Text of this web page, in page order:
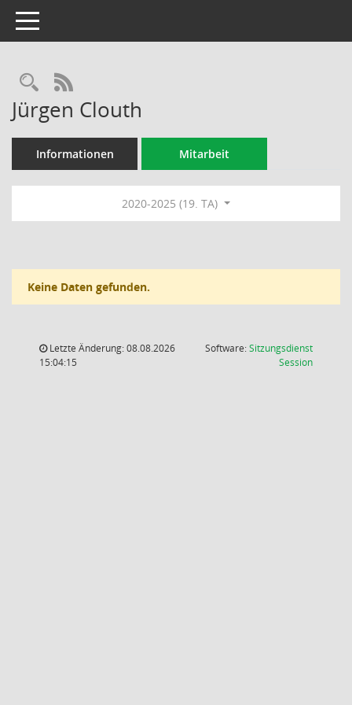
Toggle navigation
Rechercheauswahl
RSS-Feed
Jürgen Clouth
Informationen Mitarbeit
2020-2025 (19. TA)
Keine Daten gefunden.
Letzte Änderung: 08.08.2026
15:04:15
Software:Sitzungsdienst
Session(Wird in